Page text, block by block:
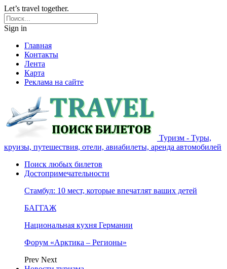
Let’s travel together.
Sign in
Главная
Контакты
Лента
Карта
Реклама на сайте
Туризм - Туры,
круизы, путешествия, отели, авиабилеты, аренда автомобилей
Поиск любых билетов
Достопримечательности
Стамбул: 10 мест, которые впечатлят ваших детей
БАГГАЖ
Национальная кухня Германии
Форум «Арктика – Регионы»
Prev Next